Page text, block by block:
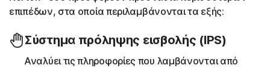
επιπέδων, στα οποία περιλαμβάνονται τα εξής:
Σύστημα πρόληψης εισβολής (IPS)
Αναλύει τις πληροφορίες που λαμβάνονται από